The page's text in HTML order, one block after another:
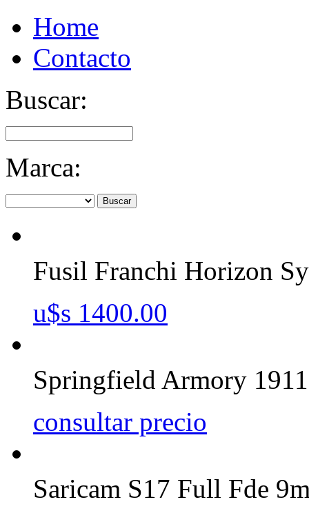
Home
Contacto
Buscar:
Marca:
Buscar
Fusil Franchi Horizon
u$s 1400.00
Springfield Armory
consultar precio
Saricam S17 Full Fde